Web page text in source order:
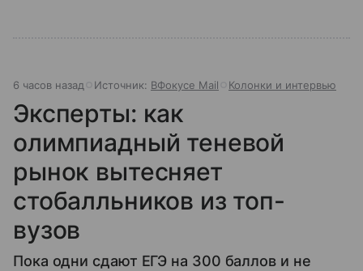
6 часов назад Источник: ВФокусе Mail Колонки и интервью
Эксперты: как
олимпиадный теневой
рынок вытесняет
стобалльников из топ-
вузов
Пока одни сдают ЕГЭ на 300 баллов и не